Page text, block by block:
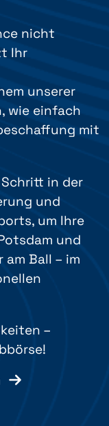
nicht
Ihr
unserer
wie einfach
mit
in der
und
um Ihre
und
Ball – im
–